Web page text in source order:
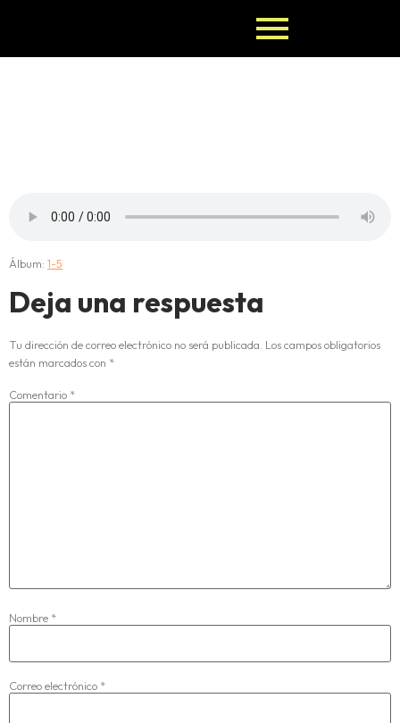
Álbum: 1-5
Deja una respuesta
Tu dirección de correo electrónico no será publicada. Los campos obligatorios
están marcados con *
Comentario *
Nombre *
Correo electrónico *